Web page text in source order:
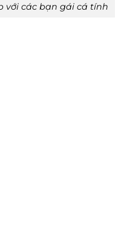
với các bạn gái cá tính